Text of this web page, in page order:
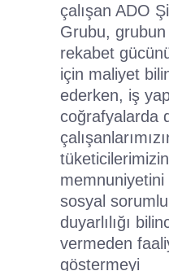
çalışan ADO
Grubu,
rekabet
için maliyet
ederken, iş
coğrafyalarda
tüketicilerimizin
sosyal
duyarlılığı
vermeden
göstermeyi